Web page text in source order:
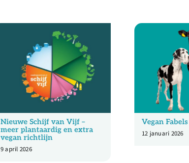
Nieuwe Schijf van Vijf –
meer plantaardig en extra
vegan richtlijn
9 april 2026
Vegan Fabels
12 januari 2026